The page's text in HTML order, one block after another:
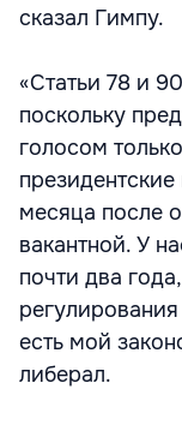
сказал Гимпу.
«Статьи 78 и
поскольку
голосом
месяца после
вакантной. У
почти два
есть мой
либерал.